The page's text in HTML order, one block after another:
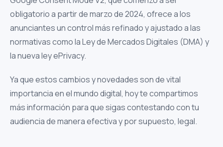
obligatorio a partir de marzo de 2024, ofrece a los
anunciantes un control más refinado y ajustado a las
normativas como la Ley de Mercados Digitales (DMA) y
la nueva ley ePrivacy.
Ya que estos cambios y novedades son de vital
importancia en el mundo digital, hoy te compartimos
más información para que sigas contestando con tu
audiencia de manera efectiva y por supuesto, legal.